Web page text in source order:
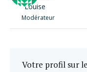
Louise
Modérateur
Votre profil sur